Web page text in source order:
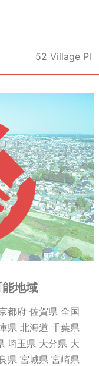
52 Village Pl
地域
都府 佐賀県 全国
県 北海道 千葉県
埼玉県 大分県 大
県 宮城県 宮崎県